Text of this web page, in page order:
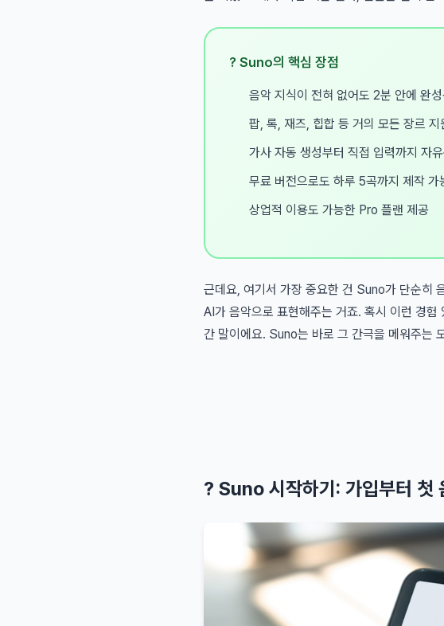
? Suno의 핵심 장점
음악 지식이 전혀 없어도 2분 안에 완
팝, 록, 재즈, 힙합 등 거의 모든 장르 지
가사 자동 생성부터 직접 입력까지 자
무료 버전으로도 하루 5곡까지 제작 가
상업적 이용도 가능한 Pro 플랜 제공
근데요, 여기서 가장 중요한 건 Suno가 단순히
AI가 음악으로 표현해주는 거죠. 혹시 이런 경
간 말이에요. Suno는 바로 그 간극을 메워주는
? Suno 시작하기: 가입부터 첫